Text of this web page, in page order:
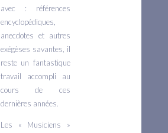
avec : références
encyclopédiques,
anecdotes et autres
exégèses savantes, il
reste un fantastique
travail accompli au
cours de ces
dernières années.
Les « Musiciens »